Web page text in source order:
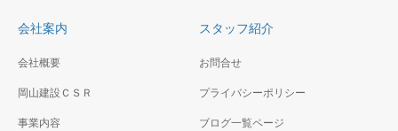
カトリック教会、聖堂は厳か
光が印象的
（仮称）神奈川区二ッ谷
FC鷹番1丁目計画新築工
会社案内
会社概要
岡山建設ＣＳＲ
事業内容
スタッフ紹介
お問合せ
プライバシーポリシー
ブログ一覧ページ